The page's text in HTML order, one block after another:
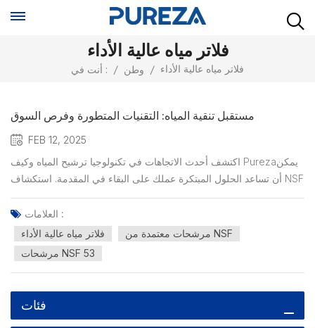
فلاتر مياه عالية الأداء
أنت في : / وطن / فلاتر مياه عالية الأداء
مستقبل تنقية المياه: التقنيات المتطورة وفرص السوق
FEB 12, 2025
اكتشف أحدث الاتجاهات في تكنولوجيا ترشيح المياه وكيف Purezaيمكن
أن تساعد الحلول المبتكرة عملك على البقاء في المقدمة. استكشاف NSF
53/401 المنتجات المعتمدة والتقدم الرائد في الصناعة. تمر صناعة ترشيح
المياه بتطور تحويلي ، مدفوعًا بالطلب المتزايد على حلول مياه أنظف
وأكثر أمانًا وأكثر استدامة. من تق...
العلامات :
فلاتر مياه عالية الأداء
مرشحات معتمدة من NSF
مرشحات NSF 53
فئات